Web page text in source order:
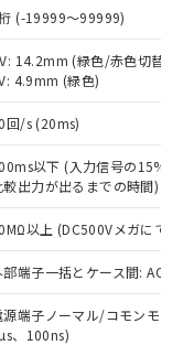
(-19999～99999)
14.2mm (緑色/赤色切替)
4.9mm (緑色)
回/s (20ms)
以下 (入力信号の15%
較出力が出るまでの時間)
以上 (DC500Vメガにて)
部端子一括とケース間:
源端子ノーマル/コモンモ
、100ns)
価格はお客
様担当のオ
社販売員に
当社販売拠
」をご確認
果を当社の
洩または開
ト作成サー
は、I-Web
る必要が
ニルエーテル類
チルヘキシ
ル酸ジブチル
ソブチル
機器に対する
閾値を超える意
り、予定
リ臭化ビフェ
フェニルエーテ
フタル酸ジ
ブチルベンジ
: 1000ppm
べてが基
いて有害物
刻な影響を
門へお問
場合は、完
輸出されな
す。
ミサイ
たはその他
置等に一切
に販売する
の内容を当
た当社は、
関係者が違
場合は、取
在庫あり
況につ
引先、ま
ロン制御
員にご確
機種